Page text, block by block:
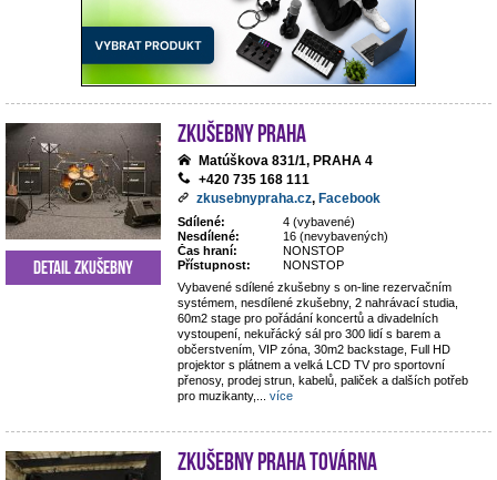
Zkušebny Praha
Matúškova 831/1, PRAHA 4
+420 735 168 111
zkusebnypraha.cz, Facebook
Sdílené:
4 (vybavené)
Nesdílené:
16 (nevybavených)
Čas hraní:
NONSTOP
Přístupnost:
NONSTOP
Vybavené sdílené zkušebny s on-line rezervačním
systémem, nesdílené zkušebny, 2 nahrávací studia,
60m2 stage pro pořádání koncertů a divadelních
vystoupení, nekuřácký sál pro 300 lidí s barem a
občerstvením, VIP zóna, 30m2 backstage, Full HD
projektor s plátnem a velká LCD TV pro sportovní
přenosy, prodej strun, kabelů, paliček a dalších potřeb
pro muzikanty,
více
Detail zkušebny
Zkušebny Praha Továrna